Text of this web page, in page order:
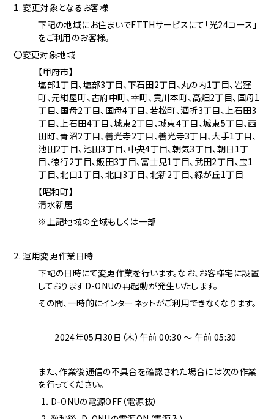
1. 変更対象となるお客様
下記の地域にお住まいでFTTHサービスにて「光24コース」
をご利用のお客様。
〇変更対象地域
【甲府市】
塩部1丁目、塩部3丁目、下石田2丁目、丸の内1丁目、岩窪
町、元紺屋町、古府中町、幸町、貢川本町、高畑2丁目、国母1
丁目、国母2丁目、国母4丁目、若松町、酒折3丁目、上石田3
丁目、上石田4丁目、城東2丁目、城東4丁目、城東5丁目、西
田町、青沼2丁目、善光寺2丁目、善光寺3丁目、大手1丁目、
池田2丁目、池田3丁目、中央4丁目、朝気3丁目、朝日1丁
目、徳行2丁目、飯田3丁目、富士見1丁目、武田2丁目、宝1
丁目、北口1丁目、北口3丁目、北新2丁目、緑が丘1丁目
【昭和町】
清水新居
※上記地域の全域もしくは一部
2. 運用変更作業日時
下記の日時にて変更作業を行います。なお、お客様宅に設置
しておりますD-ONUの再起動が発生いたします。
その間、一時的にインターネットがご利用できなくなります。
2024年05月30日（木）午前 00:30 ～ 午前 05:30
また、作業後通信の不具合を確認された場合には次の作業
を行ってください。
1．D-ONUの電源OFF（電源抜）